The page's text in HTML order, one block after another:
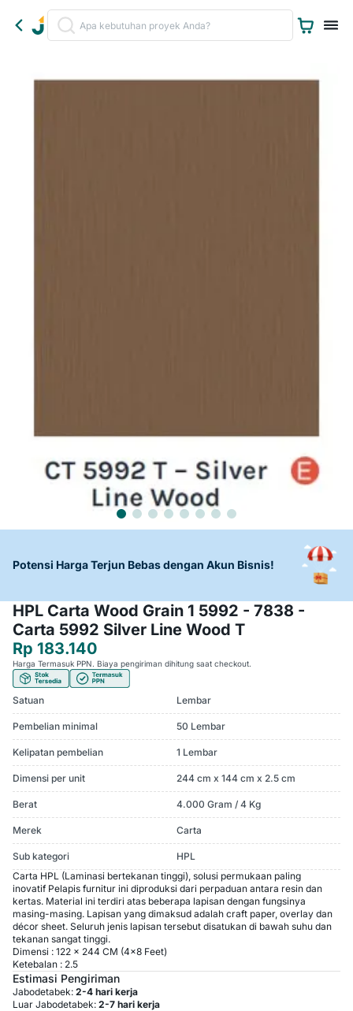
Potensi Harga Terjun Bebas dengan Akun Bisnis!
HPL Carta Wood Grain 1 5992 - 7838 -
Carta 5992 Silver Line Wood T
Rp 183.140
Harga Termasuk PPN. Biaya pengiriman dihitung saat checkout.
Satuan Lembar
Pembelian minimal 50 Lembar
Kelipatan pembelian 1 Lembar
Dimensi per unit 244 cm x 144 cm x 2.5 cm
Berat 4.000 Gram / 4 Kg
Merek Carta
Sub kategori
HPL
Carta HPL (Laminasi bertekanan tinggi), solusi permukaan paling
inovatif Pelapis furnitur ini diproduksi dari perpaduan antara resin dan
kertas. Material ini terdiri atas beberapa lapisan dengan fungsinya
masing-masing. Lapisan yang dimaksud adalah craft paper, overlay dan
décor sheet. Seluruh jenis lapisan tersebut disatukan di bawah suhu dan
tekanan sangat tinggi.
Dimensi : 122 x 244 CM (4x8 Feet)
Ketebalan : 2.5
Estimasi Pengiriman
Jabodetabek: 2-4 hari kerja
Luar Jabodetabek: 2-7 hari kerja